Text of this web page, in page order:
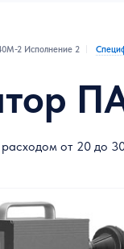
оборудование
посуда
для лаборатории
2 Исполнение 2
от 20 до